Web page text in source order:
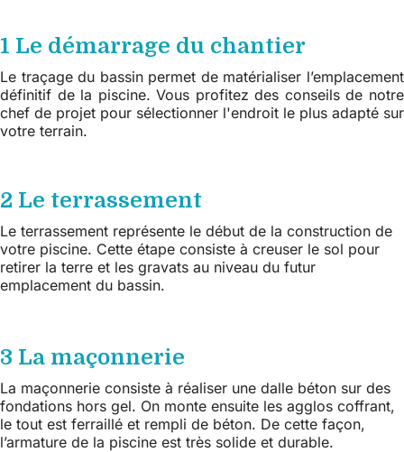
1 Le démarrage du chantier
Le traçage du bassin permet de matérialiser l’emplacement
définitif de la piscine. Vous profitez des conseils de notre
chef de projet pour sélectionner l'endroit le plus adapté sur
votre terrain.
2 Le terrassement
Le terrassement représente le début de la construction de
votre piscine. Cette étape consiste à creuser le sol pour
retirer la terre et les gravats au niveau du futur
emplacement du bassin.
3 La maçonnerie
La maçonnerie consiste à réaliser une dalle béton sur des
fondations hors gel. On monte ensuite les agglos coffrant,
le tout est ferraillé et rempli de béton. De cette façon,
l’armature de la piscine est très solide et durable.